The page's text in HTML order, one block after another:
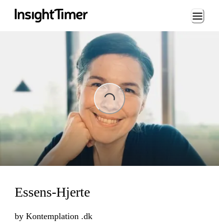
Loading...
Essens-Hjerte
by Kontemplation .dk